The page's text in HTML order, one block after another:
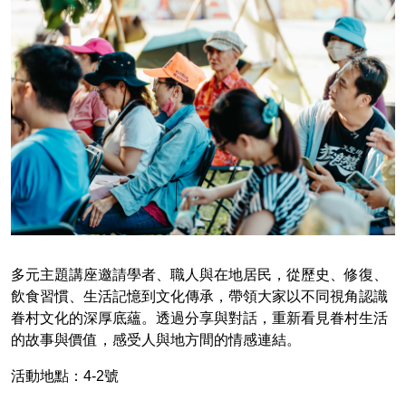
多元主題講座邀請學者、職人與在地居民，從歷史、修復、
飲食習慣、生活記憶到文化傳承，帶領大家以不同視角認識
眷村文化的深厚底蘊。透過分享與對話，重新看見眷村生活
的故事與價值，感受人與地方間的情感連結。
活動地點：4-2號